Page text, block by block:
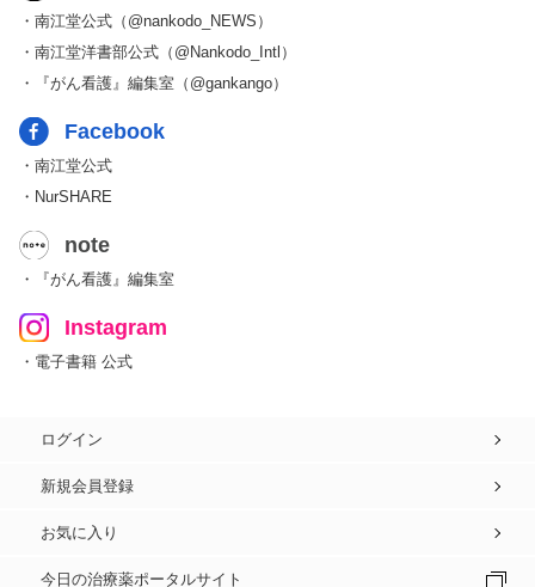
・南江堂公式（@nankodo_NEWS）
・南江堂洋書部公式（@Nankodo_Intl）
・『がん看護』編集室（@gankango）
Facebook
・南江堂公式
・NurSHARE
note
・『がん看護』編集室
Instagram
・電子書籍 公式
ログイン
新規会員登録
お気に入り
今日の治療薬ポータルサイト